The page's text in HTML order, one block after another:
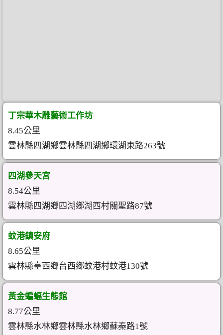
丁宗華木雕藝術工作坊
8.45公里
雲林縣四湖鄉雲林縣四湖鄉環湖東路263號
四湖參天宮
8.54公里
雲林縣四湖鄉四湖鄉湖西村關聖路87號
蚊港鎮安府
8.65公里
雲林縣臺西鄉台西鄉蚊港村蚊港130號
黃金蝙蝠生態館
8.77公里
雲林縣水林鄉雲林縣水林鄉蘇秦路1號